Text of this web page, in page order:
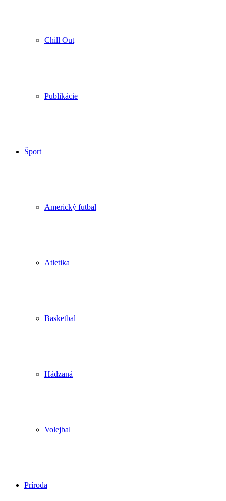
Chill Out
Publikácie
Šport
Americký futbal
Atletika
Basketbal
Hádzaná
Volejbal
Príroda